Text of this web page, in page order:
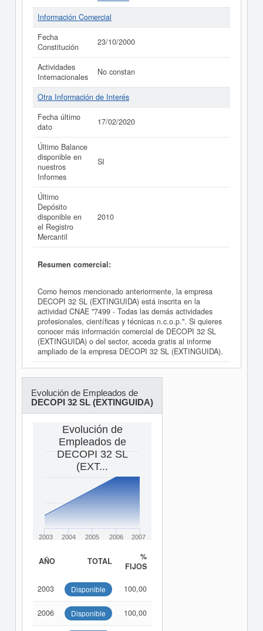
Información Comercial
Fecha
Constitución
23/10/2000
Actividades
Internacionales
No constan
Otra Información de Interés
Fecha último
dato
17/02/2020
Último Balance
disponible en
nuestros
Informes
SI
Último
Depósito
disponible en
el Registro
Mercantil
2010
Resumen comercial:
Como hemos mencionado anteriormente, la empresa
DECOPI 32 SL (EXTINGUIDA) está inscrita en la
actividad CNAE "7499 - Todas las demás actividades
profesionales, científicas y técnicas n.c.o.p.". Si quieres
conocer más información comercial de DECOPI 32 SL
(EXTINGUIDA) o del sector, acceda gratis al informe
ampliado de la empresa DECOPI 32 SL (EXTINGUIDA).
Evolución de Empleados de
DECOPI 32 SL (EXTINGUIDA)
Evolución de
Empleados de
DECOPI 32 SL
(EXT...
2003 2004 2005 2006 2007
AÑO TOTAL
%
FIJOS
2003 Disponible 100,00
2006 Disponible 100,00